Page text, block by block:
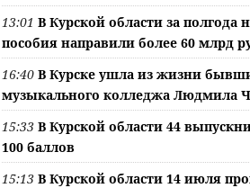
13:01 В Курской области за полгода
пособия направили более 60 млрд
16:40 В Курске ушла из жизни
музыкального колледжа Людмила
15:33 В Курской области 44
100 баллов
15:13 В Курской области 14 июля